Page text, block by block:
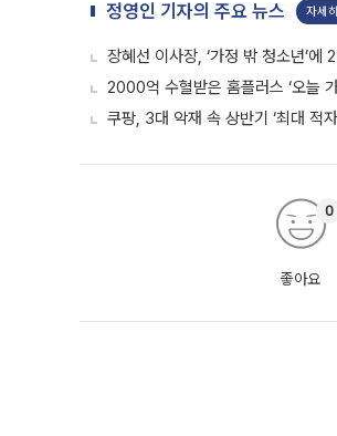
정영인 기자의 주요 뉴스 자세
장혜선 이사장, ‘가정 밖 청소년’
2000억 수혈받은 홈플러스 ‘오늘
쿠팡, 3대 악재 속 상반기 ‘최대 적
좋아요
0